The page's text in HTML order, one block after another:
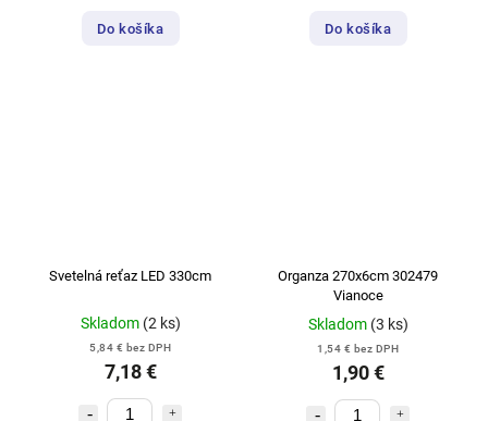
Do košíka Do košíka
Svetelná reťaz LED 330cm
Skladom (2 ks)
5,84 € bez DPH
7,18 €
Organza 270x6cm 302479
Vianoce
Skladom (3 ks)
1,54 € bez DPH
1,90 €